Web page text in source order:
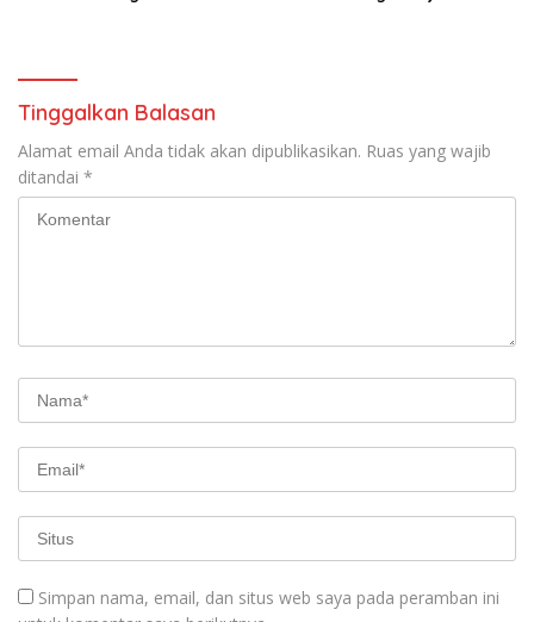
Tinggalkan Balasan
Alamat email Anda tidak akan dipublikasikan. Ruas yang wajib
ditandai *
Simpan nama, email, dan situs web saya pada peramban ini